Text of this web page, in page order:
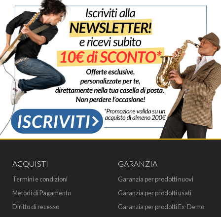
ACQUISTI
Termini e condizioni
Metodi di Pagamento
Diritto di recesso
GARANZIA
Garanzia per prodotti nuovi
Garanzia per prodotti usati
Garanzia per prodotti Ex-Demo